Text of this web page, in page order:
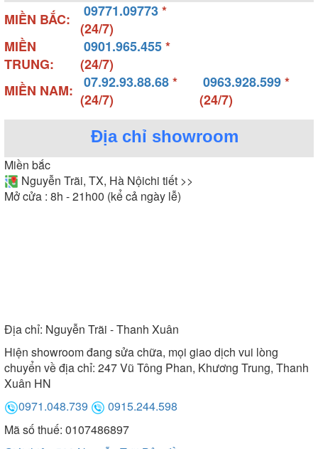
MIỀN BẮC: 09771.09773*
(24/7)
MIỀN
TRUNG:
0901.965.455*
(24/7)
MIỀN NAM:
07.92.93.88.68*
(24/7)
0963.928.599*
(24/7)
Địa chỉ showroom
Miền bắc
Nguyễn Trãi, TX, Hà Nộichi tiết >>
Mở cửa : 8h - 21h00 (kể cả ngày lễ)
Địa chỉ: Nguyễn Trãi - Thanh Xuân
Hiện showroom đang sửa chữa, mọi giao dịch vui lòng
chuyển về địa chỉ: 247 Vũ Tông Phan, Khương Trung, Thanh
Xuân HN
0971.048.739
0915.244.598
Mã số thuế: 0107486897